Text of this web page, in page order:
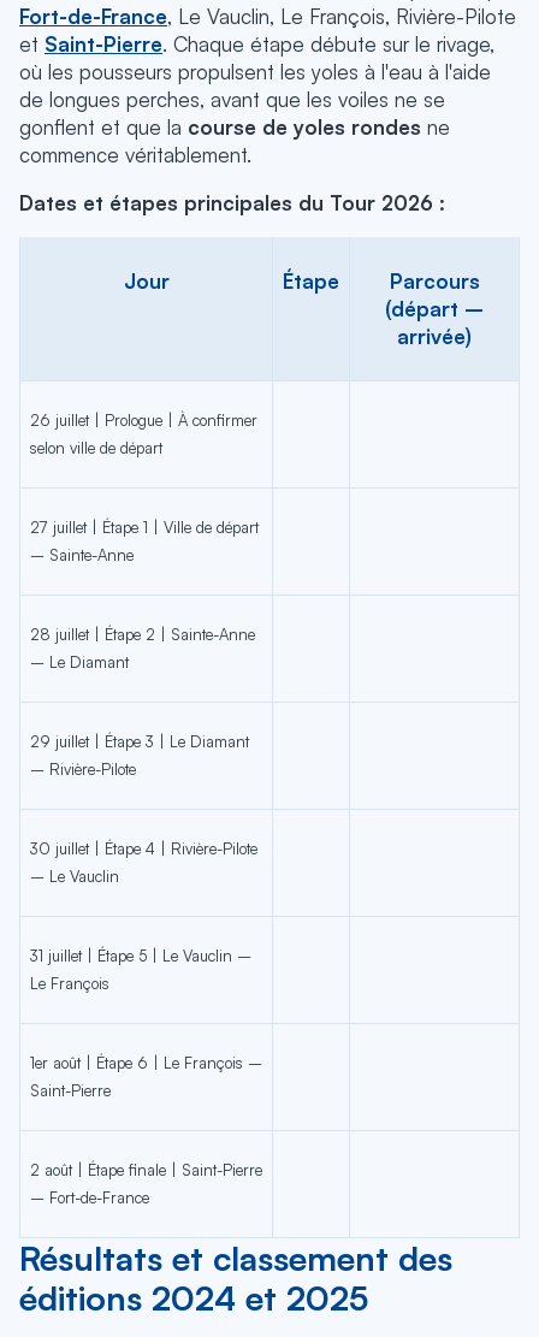
Fort-de-France, Le Vauclin, Le François, Rivière-Pilote
et Saint-Pierre. Chaque étape débute sur le rivage,
où les pousseurs propulsent les yoles à l'eau à l'aide
de longues perches, avant que les voiles ne se
gonflent et que la course de yoles rondes ne
commence véritablement.
Dates et étapes principales du Tour 2026 :
Jour Étape
Parcours
(départ –
arrivée)
26 juillet | Prologue | À confirmer
selon ville de départ
27 juillet | Étape 1 | Ville de départ
– Sainte-Anne
28 juillet | Étape 2 | Sainte-Anne
– Le Diamant
29 juillet | Étape 3 | Le Diamant
– Rivière-Pilote
30 juillet | Étape 4 | Rivière-Pilote
– Le Vauclin
31 juillet | Étape 5 | Le Vauclin –
Le François
1er août | Étape 6 | Le François –
Saint-Pierre
2 août | Étape finale | Saint-Pierre
– Fort-de-France
Résultats et classement des
éditions 2024 et 2025